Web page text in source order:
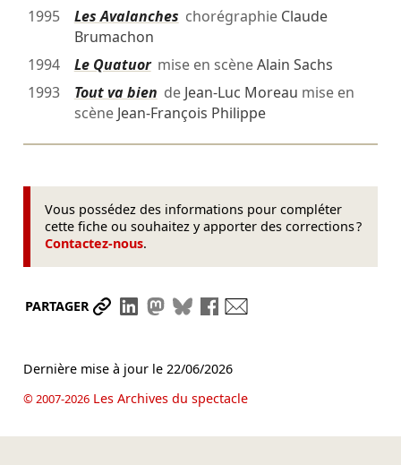
1995
Les Avalanches chorégraphie Claude
Brumachon
1994
Le Quatuormise en scèneAlain Sachs
1993
Tout va bien de Jean-Luc Moreau mise en
scène Jean-François Philippe
Vous possédez des informations pour compléter
cette fiche ou souhaitez y apporter des corrections ?
Contactez-nous.
PARTAGER Partager le lien
Partager sur LinkedIn
Partager sur Mastodon
Partager sur Bluesky
Partager sur Facebook
Dernière mise à jour le 22/06/2026
© 2007-2026Les Archives du spectacle